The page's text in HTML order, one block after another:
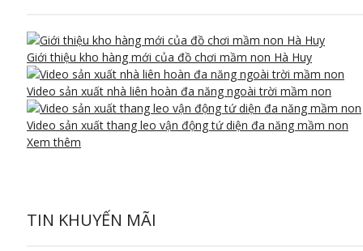
Giới thiệu kho hàng mới của đồ chơi mầm non Hà Huy
Video sản xuất nhà liên hoàn đa năng ngoài trời mầm non
Video sản xuất thang leo vận động tứ diện đa năng mầm non
Xem thêm
TIN KHUYẾN MÃI